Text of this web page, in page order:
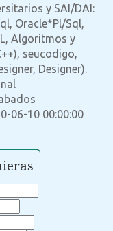
y SAI/DAI:
Oracle*Pl/Sql,
Algoritmos y
seucodigo,
Designer).
06-10 00:00:00